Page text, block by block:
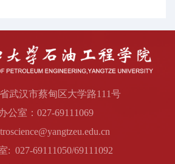
武汉市蔡甸区大学路111号
公室：027-69111069
: 027-69111050/69111092